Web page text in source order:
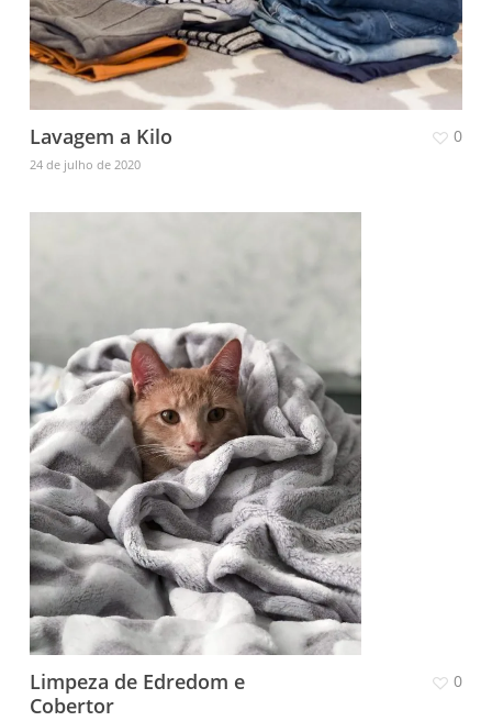
Lavagem a Kilo
24 de julho de 2020
0
Limpeza de Edredom e
Cobertor
0